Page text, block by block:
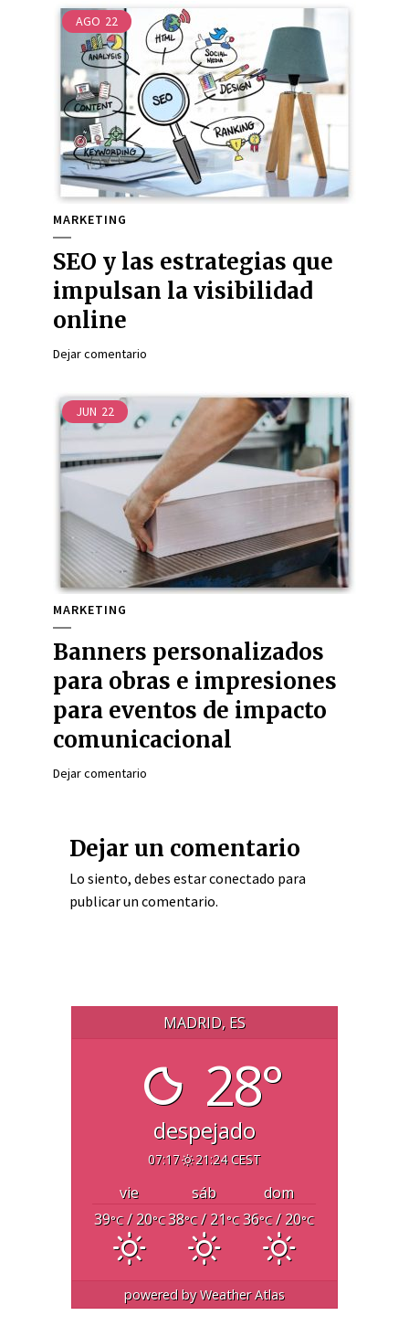
AGO 22
MARKETING
SEO y las estrategias que
impulsan la visibilidad
online
Dejar comentario
JUN 22
MARKETING
Banners personalizados
para obras e impresiones
para eventos de impacto
comunicacional
Dejar comentario
Dejar un comentario
Lo siento, debes estarconectado para
publicar un comentario.
MADRID, ES
28°
despejado
07:17 21:24 CEST
vie sáb
dom
39°C/ 20°C38°C/ 21°C 36°C/ 20°C
powered byWeather Atlas